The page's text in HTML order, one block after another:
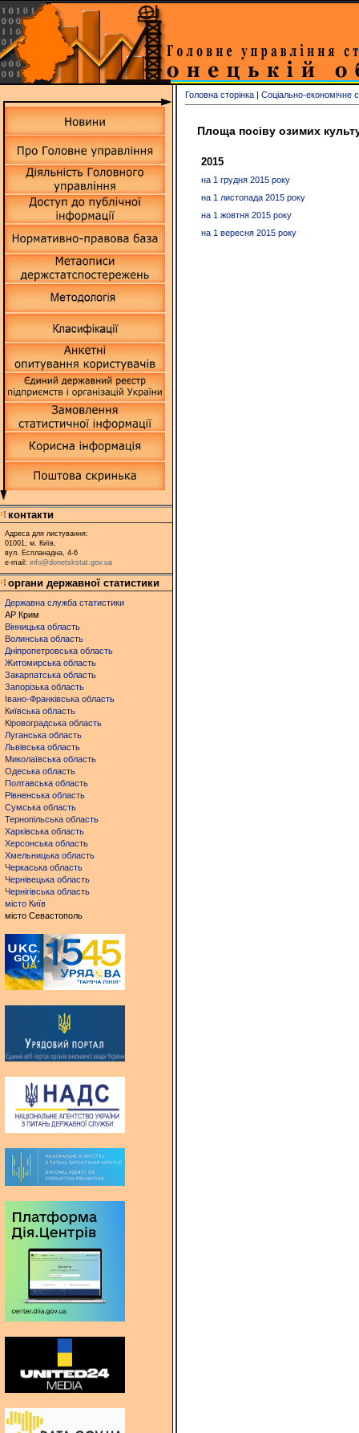
контакти
Адреса для листування:
01001, м. Київ,
вул. Еспланадна, 4-6
e-mail: info@donetskstat.gov.ua
органи державної статистики
Державна служба статистики
АР Крим
Вінницька область
Волинська область
Дніпропетровська область
Житомирська область
Закарпатська область
Запорізька область
Івано-Франківська область
Київська область
Кіровоградська область
Луганська область
Львівська область
Миколаївська область
Одеська область
Полтавська область
Рівненська область
Сумська область
Тернопільська область
Харківська область
Херсонська область
Хмельницька область
Черкаська область
Чернівецька область
Чернігівська область
місто Київ
місто Севастополь
Головна сторінка | Соціально-економічне
Площа посіву озимих
2015
на 1 грудня 2015 року
на 1 листопада 2015 року
на 1 жовтня 2015 року
на 1 вересня 2015 року